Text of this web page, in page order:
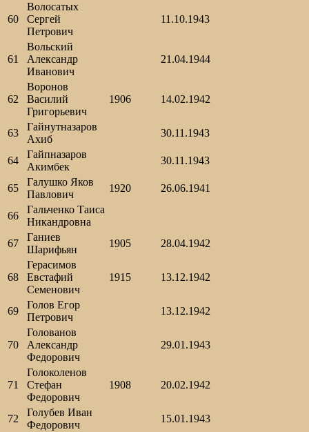
60
Волосатых
Сергей
Петрович
11.10.1943
61
Вольский
Александр
Иванович
21.04.1944
62
Воронов
Василий
Григорьевич
1906 14.02.1942
63
Гайнутназаров
Ахиб
30.11.1943
64
Гайпназаров
Акимбек
30.11.1943
65
Галушко Яков
Павлович
1920 26.06.1941
66
Гальченко Таиса
Никандровна
67
Ганиев
Шарифьян
1905 28.04.1942
68
Герасимов
Евстафий
Семенович
1915 13.12.1942
69
Голов Егор
Петрович
13.12.1942
70
Голованов
Александр
Федорович
29.01.1943
71
Голоколенов
Стефан
Федорович
1908 20.02.1942
72
Голубев Иван
Федорович
15.01.1943